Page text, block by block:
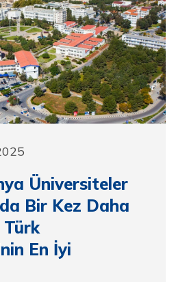
Üniversiteler
Bir Kez Daha
Türk
En İyi